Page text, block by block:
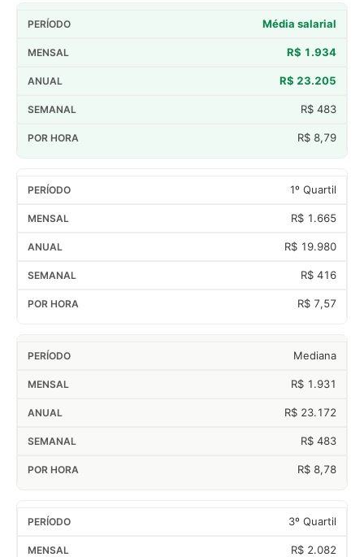
Média salarial
R$ 1.934
R$ 23.205
R$ 483
R$ 8,79
1º Quartil
R$ 1.665
R$ 19.980
R$ 416
R$ 7,57
Mediana
R$ 1.931
R$ 23.172
R$ 483
R$ 8,78
3º Quartil
R$ 2.082